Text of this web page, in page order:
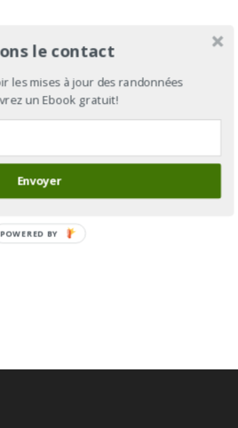
le contact
les mises à jour des randonnées
un Ebook gratuit!
Envoyer
POWERED BY